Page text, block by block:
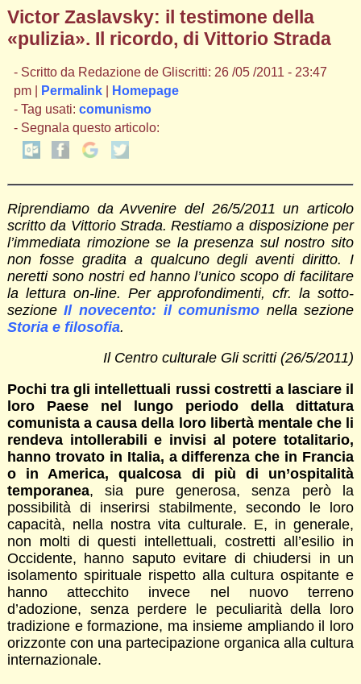
Victor Zaslavsky: il testimone della
«pulizia». Il ricordo, di Vittorio Strada
- Scritto da Redazione de Gliscritti: 26 /05 /2011 - 23:47
pm |
Permalink|
Homepage
- Tag usati: comunismo
- Segnala questo articolo:
Riprendiamo da Avvenire del 26/5/2011 un articolo
scritto da Vittorio Strada. Restiamo a disposizione per
l’immediata rimozione se la presenza sul nostro sito
non fosse gradita a qualcuno degli aventi diritto. I
neretti sono nostri ed hanno l’unico scopo di facilitare
la lettura on-line. Per approfondimenti, cfr. la sotto-
sezioneIl novecento: il comunismo nella sezione
Storia e filosofia.
Il Centro culturale Gli scritti (26/5/2011)
Pochi tra gli intellettuali russi costretti a lasciare il
loro Paese nel lungo periodo della dittatura
comunista a causa della loro libertà mentale che li
rendeva intollerabili e invisi al potere totalitario,
hanno trovato in Italia, a differenza che in Francia
o in America, qualcosa di più di un’ospitalità
temporanea, sia pure generosa, senza però la
possibilità di inserirsi stabilmente, secondo le loro
capacità, nella nostra vita culturale. E, in generale,
non molti di questi intellettuali, costretti all’esilio in
Occidente, hanno saputo evitare di chiudersi in un
isolamento spirituale rispetto alla cultura ospitante e
hanno attecchito invece nel nuovo terreno
d’adozione, senza perdere le peculiarità della loro
tradizione e formazione, ma insieme ampliando il loro
orizzonte con una partecipazione organica alla cultura
internazionale.